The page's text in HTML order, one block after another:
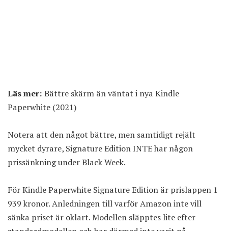
Läs mer: Bättre skärm än väntat i nya Kindle
Paperwhite (2021)
Notera att den något bättre, men samtidigt rejält
mycket dyrare, Signature Edition INTE har någon
prissänkning under Black Week.
För Kindle Paperwhite Signature Edition är prislappen 1
939 kronor. Anledningen till varför Amazon inte vill
sänka priset är oklart. Modellen släpptes lite efter